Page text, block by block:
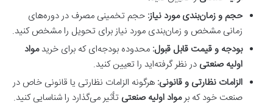
حجم و زمان‌بندی مورد نیاز: حجم تخمینی مصرف در دوره‌های
زمانی مشخص و زمان‌بندی مورد نیاز برای تحویل را مشخص کنید.
بودجه و قیمت قابل قبول: محدوده بودجه‌ای که برای خریدمواد
اولیه صنعتی در نظر گرفته‌اید را تعیین کنید.
الزامات نظارتی و قانونی: هرگونه الزامات نظارتی یا قانونی خاص در
صنعت خود که برمواد اولیه صنعتی تأثیر می‌گذارد را شناسایی کنید.